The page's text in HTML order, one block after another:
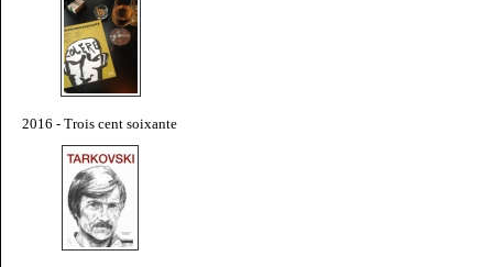
2016 - Trois cent soixante